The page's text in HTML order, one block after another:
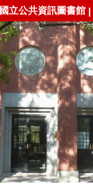
國立公共資訊圖書館|